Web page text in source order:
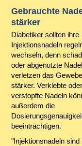
Gebrauchte
stärker
Diabetiker sollten ihre
Injektionsnadeln
wechseln, denn
oder abgenutzte
verletzen das Gewebe
stärker. Verklebte oder
verstopfte Nadeln
außerdem die
beeinträchtigen.
"Injektionsnadeln